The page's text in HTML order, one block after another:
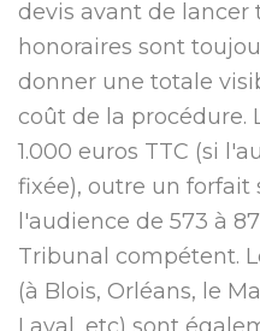
devis avant de lancer
honoraires sont
donner une totale
coût de la procédure.
1.000 euros TTC (si
fixée), outre un
l'audience de 573 à
Tribunal compétent.
(à Blois, Orléans, le